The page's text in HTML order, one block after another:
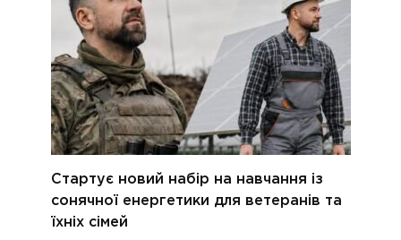
Стартує новий набір на навчання із
сонячної енергетики для ветеранів та
їхніх сімей